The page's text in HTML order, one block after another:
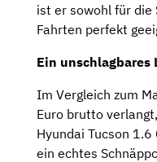
ist er sowohl für die
Fahrten perfekt
Ein unschlagbares
Im Vergleich zum
Euro brutto
Hyundai Tucson 1.6
ein echtes